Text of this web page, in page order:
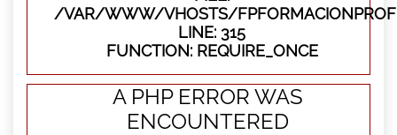
/VAR/WWW/VHOSTS/
LINE: 315
FUNCTION: REQUIRE_ONCE
A PHP ERROR WAS
ENCOUNTERED